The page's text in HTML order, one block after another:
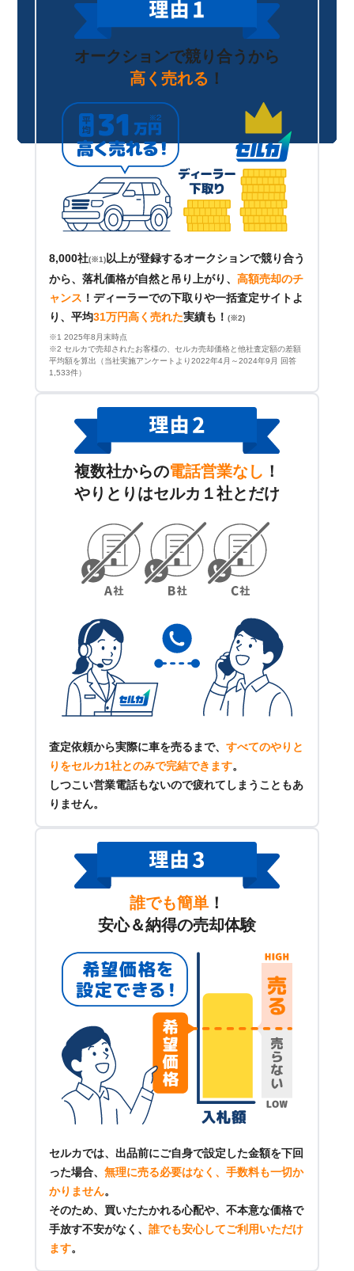
オークションで競り合うから
高く売れる ！
8,000社(※1) 以上が登録するオークションで競り合う
から、落札価格が自然と吊り上がり、 高額売却のチ
ャンス ！ ディーラーでの下取りや一括査定サイトよ
り、平均31万円高く売れた実績も！ (※2)
※1 2025年8月末時点
※2 セルカで売却されたお客様の、セルカ売却価格と他社査定額の差額
平均額を算出（当社実施アンケートより2022年4月～2024年9月 回答
1,533件）
複数社からの電話営業なし ！
やりとりはセルカ１社とだけ
査定依頼から実際に車を売るまで、 すべてのやりと
りをセルカ1社とのみで完結できます。
しつこい営業電話もないので疲れてしまうこともあ
りません。
誰でも簡単 ！
安心＆納得の売却体験
セルカでは、出品前にご自身で設定した金額を下回
った場合、 無理に売る必要はなく、手数料も一切か
かりません。
そのため、買いたたかれる心配や、不本意な価格で
手放す不安がなく、 誰でも安心してご利用いただけ
ます。